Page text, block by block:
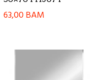
63,00BAM